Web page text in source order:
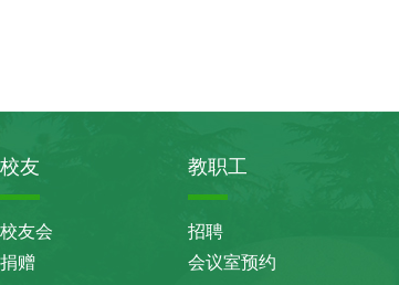
校友
校友会
捐赠
教职工
招聘
会议室预约